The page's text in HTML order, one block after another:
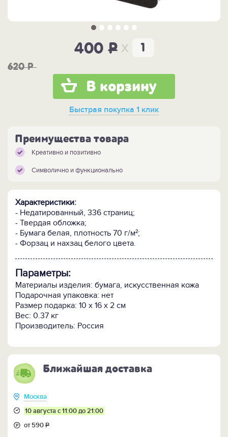
400P x
620P
В корзину
Быстрая покупка 1 клик
Преимущества товара
Креативно и позитивно
Символично и функционально
Характеристики:
- Недатированный, 336 страниц;
- Твердая обложка;
- Бумага белая, плотность 70 г/м²;
- Форзац и нахзац белого цвета.
Параметры:
Материалы изделия: бумага, искусственная кожа
Подарочная упаковка: нет
Размер подарка: 10 х 16 х 2 см
Вес: 0.37 кг
Производитель: Россия
Ближайшая доставка
Москва
10 августа с 11:00 до 21:00
от 590Р